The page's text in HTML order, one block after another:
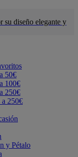
su diseño elegante y
50€
100€
250€
a 250€
y Pétalo